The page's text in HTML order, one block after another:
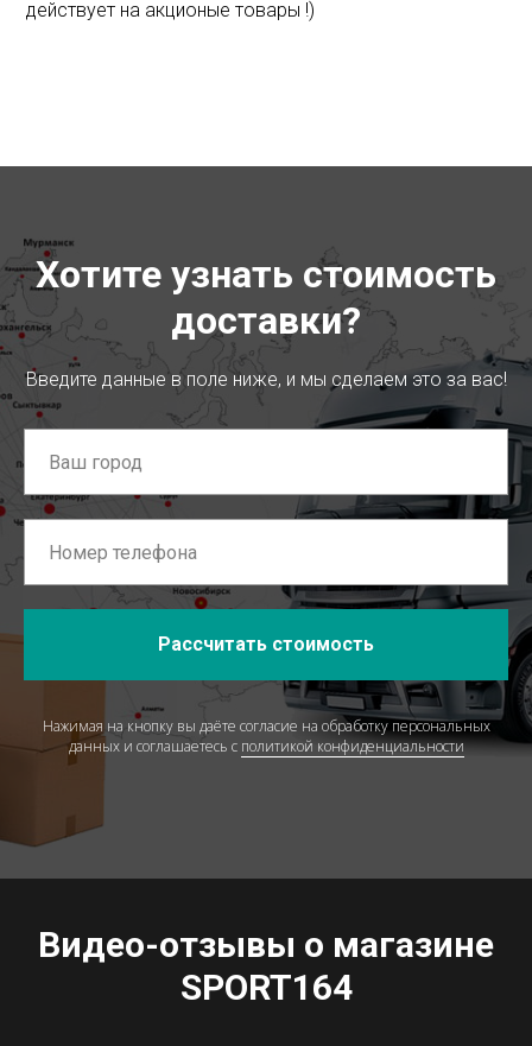
действует на акционые товары !)
Хотите узнать стоимость
доставки?
Введите данные в поле ниже, и мы сделаем это за вас!
Рассчитать стоимость
Нажимая на кнопку вы даёте согласие на обработку персональных
данных и соглашаетесь c политикой конфиденциальности
Видео-отзывы о магазине
SPORT164